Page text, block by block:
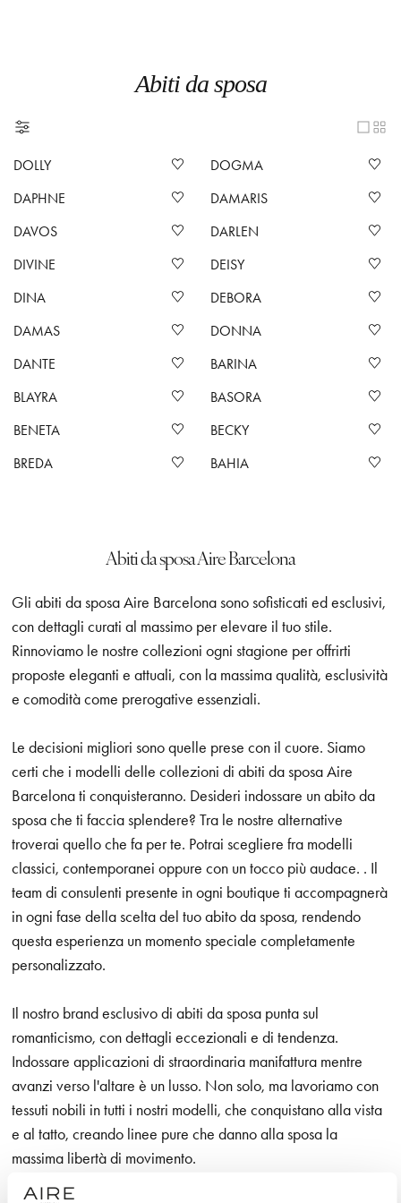
Abiti da sposa
DOLLY
DOGMA
DAPHNE
DAMARIS
DAVOS
DARLEN
DIVINE
DEISY
DINA
DEBORA
DAMAS
DONNA
DANTE
BARINA
BLAYRA
BASORA
BENETA
BECKY
BREDA
BAHIA
Abiti da sposa Aire Barcelona
Gli abiti da sposa Aire Barcelona sono sofisticati ed esclusivi,
con dettagli curati al massimo per elevare il tuo stile.
Rinnoviamo le nostre collezioni ogni stagione per offrirti
proposte eleganti e attuali, con la massima qualità, esclusività
e comodità come prerogative essenziali.
Le decisioni migliori sono quelle prese con il cuore. Siamo
certi che i modelli delle collezioni di abiti da sposa Aire
Barcelona ti conquisteranno. Desideri indossare un abito da
sposa che ti faccia splendere? Tra le nostre alternative
troverai quello che fa per te. Potrai scegliere fra modelli
classici, contemporanei oppure con un tocco più audace. . Il
team di consulenti presente in ogni boutique ti accompagnerà
in ogni fase della scelta del tuo abito da sposa, rendendo
questa esperienza un momento speciale completamente
personalizzato.
Il nostro brand esclusivo di abiti da sposa punta sul
romanticismo, con dettagli eccezionali e di tendenza.
Indossare applicazioni di straordinaria manifattura mentre
avanzi verso l'altare è un lusso. Non solo, ma lavoriamo con
tessuti nobili in tutti i nostri modelli, che conquistano alla vista
e al tatto, creando linee pure che danno alla sposa la
massima libertà di movimento.